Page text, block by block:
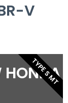
V
HONDA
TYPE S MT